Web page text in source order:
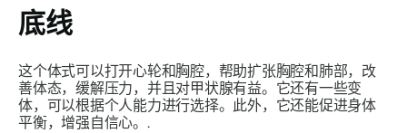
底线
这个体式可以打开心轮和胸腔，帮助扩张胸腔和肺部，改
善体态，缓解压力，并且对甲状腺有益。它还有一些变
体，可以根据个人能力进行选择。此外，它还能促进身体
平衡，增强自信心。.